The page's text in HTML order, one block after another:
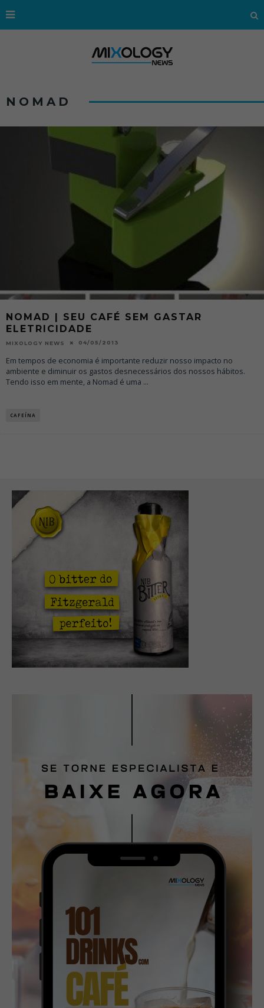
NOMAD
NOMAD | SEU CAFÉ SEM GASTAR
ELETRICIDADE
MIXOLOGY NEWS 04/05/2013
Em tempos de economia é importante reduzir nosso impacto no
ambiente e diminuir os gastos desnecessários dos nossos hábitos.
Tendo isso em mente, a Nomad é uma ...
CAFEÍNA